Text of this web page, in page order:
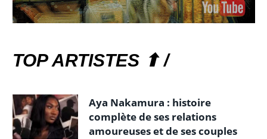
TOP ARTISTES ⬆ /
Aya Nakamura : histoire
complète de ses relations
amoureuses et de ses couples